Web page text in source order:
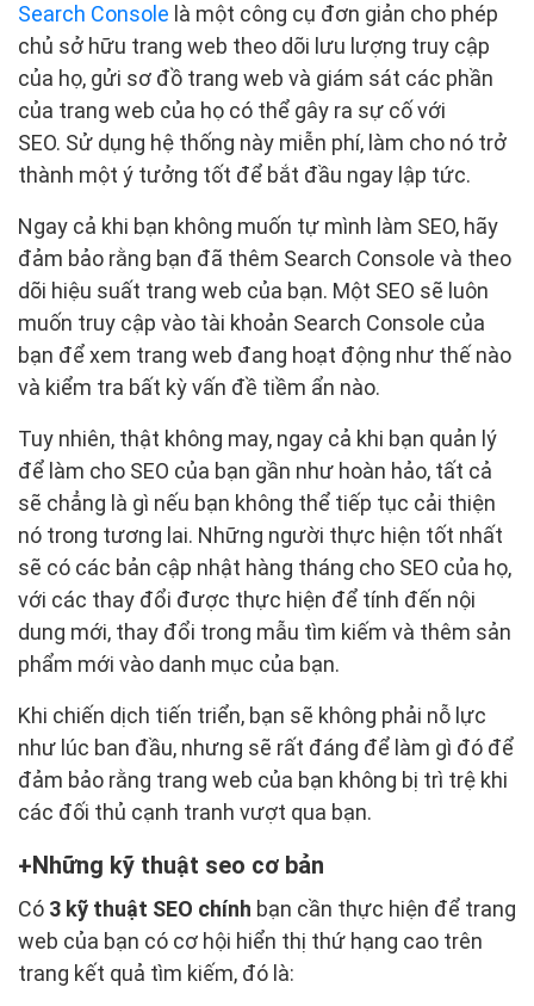
Search Console là một công cụ đơn giản cho phép
chủ sở hữu trang web theo dõi lưu lượng truy cập
của họ, gửi sơ đồ trang web và giám sát các phần
của trang web của họ có thể gây ra sự cố với
SEO. Sử dụng hệ thống này miễn phí, làm cho nó trở
thành một ý tưởng tốt để bắt đầu ngay lập tức.
Ngay cả khi bạn không muốn tự mình làm SEO, hãy
đảm bảo rằng bạn đã thêm Search Console và theo
dõi hiệu suất trang web của bạn. Một SEO sẽ luôn
muốn truy cập vào tài khoản Search Console của
bạn để xem trang web đang hoạt động như thế nào
và kiểm tra bất kỳ vấn đề tiềm ẩn nào.
Tuy nhiên, thật không may, ngay cả khi bạn quản lý
để làm cho SEO của bạn gần như hoàn hảo, tất cả
sẽ chẳng là gì nếu bạn không thể tiếp tục cải thiện
nó trong tương lai. Những người thực hiện tốt nhất
sẽ có các bản cập nhật hàng tháng cho SEO của họ,
với các thay đổi được thực hiện để tính đến nội
dung mới, thay đổi trong mẫu tìm kiếm và thêm sản
phẩm mới vào danh mục của bạn.
Khi chiến dịch tiến triển, bạn sẽ không phải nỗ lực
như lúc ban đầu, nhưng sẽ rất đáng để làm gì đó để
đảm bảo rằng trang web của bạn không bị trì trệ khi
các đối thủ cạnh tranh vượt qua bạn.
Những kỹ thuật seo cơ bản
Có 3 kỹ thuật SEO chính bạn cần thực hiện để trang
web của bạn có cơ hội hiển thị thứ hạng cao trên
trang kết quả tìm kiếm, đó là: